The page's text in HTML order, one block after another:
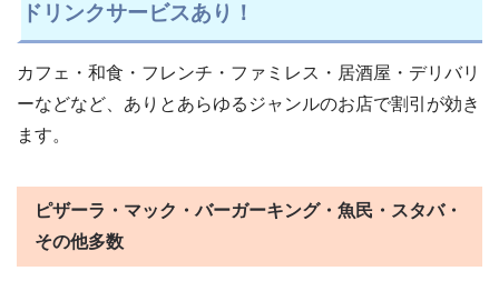
ドリンクサービスあり！
カフェ・和食・フレンチ・ファミレス・居酒屋・デリバリ
ーなどなど、ありとあらゆるジャンルのお店で割引が効き
ます。
ピザーラ・マック・バーガーキング・魚民・スタバ・
その他多数